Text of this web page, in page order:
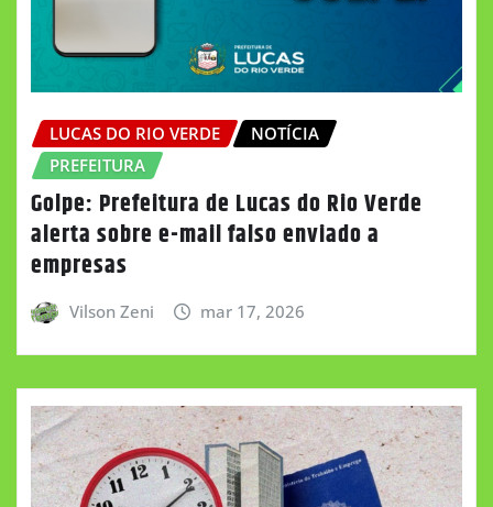
LUCAS DO RIO VERDE
NOTÍCIA
PREFEITURA
Golpe: Prefeitura de Lucas do Rio Verde
alerta sobre e-mail falso enviado a
empresas
Vilson Zeni mar 17, 2026